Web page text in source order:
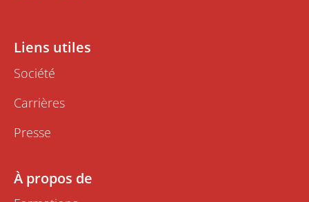
b
e
d
i
Liens utiles
Société
Carrières
Presse
À propos de